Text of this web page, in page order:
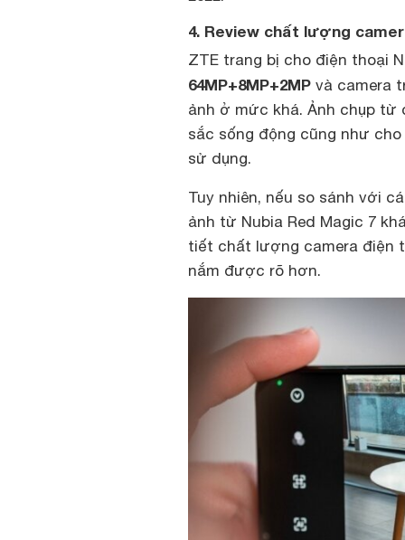
4. Review chất lượng
ZTE trang bị cho điện thoại
64MP+8MP+2MP và camera
ảnh ở mức khá. Ảnh chụp từ
sắc sống động cũng như
sử dụng.
Tuy nhiên, nếu so sánh với
ảnh từ Nubia Red Magic 7
tiết chất lượng camera điện
nắm được rõ hơn.